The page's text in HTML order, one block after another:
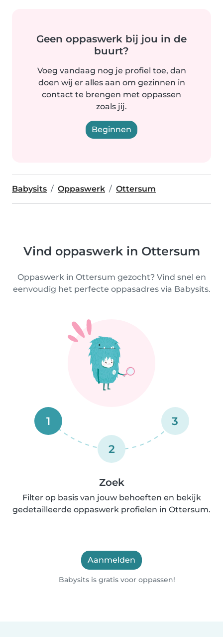
Geen oppaswerk bij jou in de
buurt?
Voeg vandaag nog je profiel toe, dan
doen wij er alles aan om gezinnen in
contact te brengen met oppassen
zoals jij.
Beginnen
Babysits Oppaswerk Ottersum
Vind oppaswerk in Ottersum
Oppaswerk in Ottersum gezocht? Vind snel en
eenvoudig het perfecte oppasadres via Babysits.
1
2
3
Zoek
Filter op basis van jouw behoeften en bekijk
gedetailleerde oppaswerk profielen in Ottersum.
Aanmelden
Babysits is gratis voor oppassen!